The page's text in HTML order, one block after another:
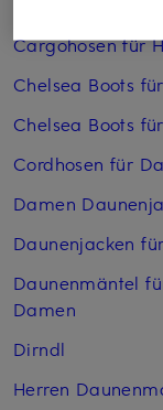
Cargohosen für
Chelsea Boots
Chelsea Boots
Cordhosen für
Damen
Daunenjacken
Daunenmäntel
Damen
Dirndl
Herren